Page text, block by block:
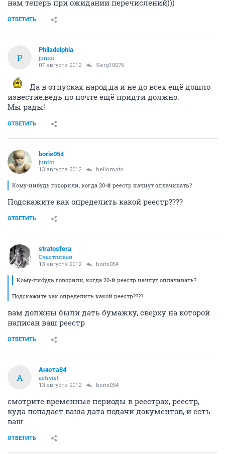
нам теперь при ожидании перечислений)))
ОТВЕТИТЬ
P
Philadelphia
junior
07 августа 2012 Serg10076
Да в отпусках народ,да и не до всех ещё дошло
известие,ведь по почте ещё придти должно.
Мы рады!
ОТВЕТИТЬ
boris054
junior
13 августа 2012 hellomoto
Кому-нибудь говорили, когда 20-й реестр начнут оплачивать?
Подскажите как определить какой реестр????
ОТВЕТИТЬ
stratosfera
Счастливая
13 августа 2012 boris054
Кому-нибудь говорили, когда 20-й реестр начнут оплачивать?
Подскажите как определить какой реестр????
вам должны были дать бумажку, сверху на которой
написан ваш реестр
ОТВЕТИТЬ
А
Анюта84
activist
13 августа 2012 boris054
смотрите временные периоды в реестрах, реестр,
куда попадает ваша дата подачи документов, и есть
ваш
ОТВЕТИТЬ